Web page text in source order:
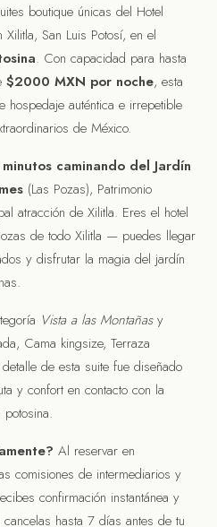
boutique únicas del Hotel
San Luis Potosí, en el
. Con capacidad para hasta
$2000 MXN por noche, esta
hospedaje auténtica e irrepetible
de México.
caminando del Jardín
(Las Pozas), Patrimonio
atracción de Xilitla. Eres el hotel
de todo Xilitla — puedes llegar
y disfrutar la magia del jardín
Vista a las Montañasy
Cama kingsize, Terraza
de esta suite fue diseñado
y confort en contacto con la
Al reservar en
comisiones de intermediarios y
confirmación instantánea y
hasta 7 días antes de tu